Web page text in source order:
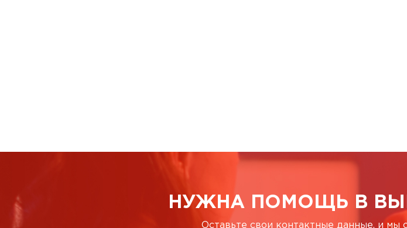
НУЖНА ПОМОЩЬ В
Оставьте свои контактные данные, и